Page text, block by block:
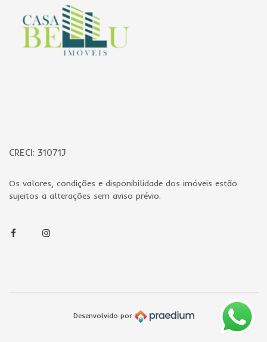
CRECI: 31071J
Os valores, condições e disponibilidade dos imóveis estão
sujeitos a alterações sem aviso prévio.
FacebookInstagram
Desenvolvido por